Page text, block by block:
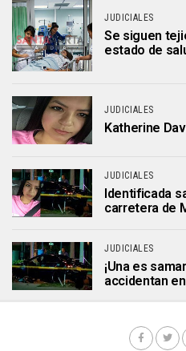
JUDICIALES
Se siguen
estado de
JUDICIALES
Katherine
JUDICIALES
Identificada
carretera de
JUDICIALES
¡Una es
accidentan